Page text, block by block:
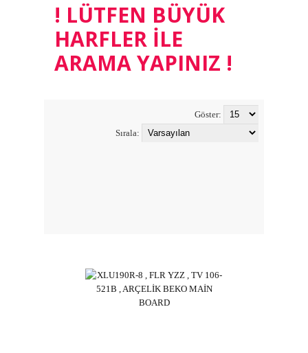
! LÜTFEN BÜYÜK
HARFLER ILE
ARAMA YAPINIZ !
Göster:
Sırala: